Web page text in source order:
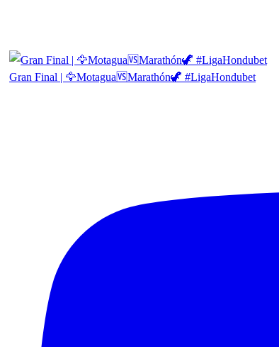
Gran Final | 🦅Motagua🆚Marathón🦖 #LigaHondubet